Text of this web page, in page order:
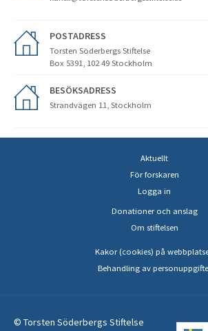
POSTADRESS
Torsten Söderbergs Stiftelse
Box 5391, 102 49 Stockholm
BESÖKSADRESS
Strandvägen 11, Stockholm
Aktuellt
För forskaren
Logga in
Donationer och anslag
Om stiftelsen
Kakor (cookies) på
Behandling av
© Torsten Söderbergs Stiftelse